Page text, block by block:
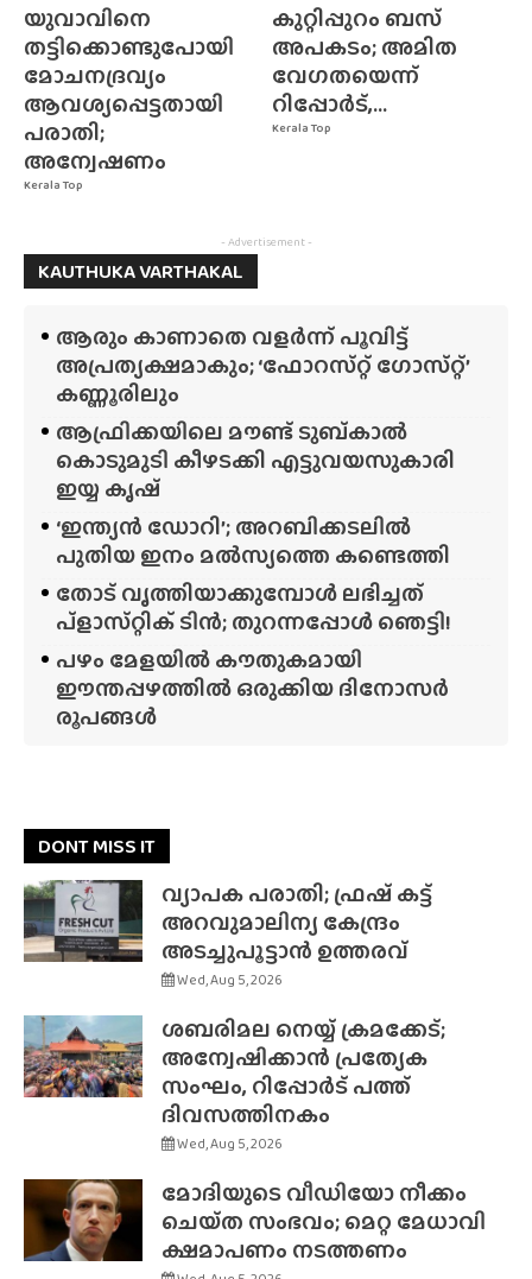
Kerala Top
യുവാവിനെ
തട്ടിക്കൊണ്ടുപോയി
മോചനദ്രവ്യം
ആവശ്യപ്പെട്ടതായി
പരാതി;
അന്വേഷണം
Kerala Top
കുറ്റിപ്പുറം ബസ്
അപകടം; അമിത
വേഗതയെന്ന്
റിപ്പോർട്,...
- Advertisement -
KAUTHUKA VARTHAKAL
ആരും കാണാതെ വളർന്ന് പൂവിട്ട്
അപ്രത്യക്ഷമാകും; ‘ഫോറസ്‌റ്റ്‌ ഗോസ്‌റ്റ്’
കണ്ണൂരിലും
ആഫ്രിക്കയിലെ മൗണ്ട് ടുബ്‌കാൽ
കൊടുമുടി കീഴടക്കി എട്ടുവയസുകാരി
ഇയ്യ കൃഷ്
‘ഇന്ത്യൻ ഡോറി’; അറബിക്കടലിൽ
പുതിയ ഇനം മൽസ്യത്തെ കണ്ടെത്തി
തോട് വൃത്തിയാക്കുമ്പോൾ ലഭിച്ചത്
പ്‌ളാസ്‌റ്റിക് ടിൻ; തുറന്നപ്പോൾ ഞെട്ടി!
പഴം മേളയിൽ കൗതുകമായി
ഈന്തപ്പഴത്തിൽ ഒരുക്കിയ ദിനോസർ
രൂപങ്ങൾ
DONT MISS IT
വ്യാപക പരാതി; ഫ്രഷ് കട്ട്
അറവുമാലിന്യ കേന്ദ്രം
അടച്ചുപൂട്ടാൻ ഉത്തരവ്
Wed, Aug 5, 2026
ശബരിമല നെയ്യ് ക്രമക്കേട്;
അന്വേഷിക്കാൻ പ്രത്യേക
സംഘം, റിപ്പോർട് പത്ത്
ദിവസത്തിനകം
Wed, Aug 5, 2026
മോദിയുടെ വീഡിയോ നീക്കം
ചെയ്‌ത സംഭവം; മെറ്റ മേധാവി
ക്ഷമാപണം നടത്തണം